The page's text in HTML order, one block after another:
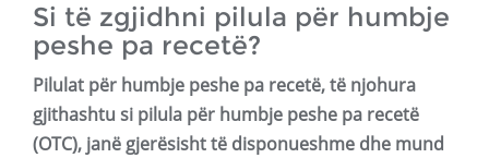
Si të zgjidhni pilula për humbje
peshe pa recetë?
Pilulat për humbje peshe pa recetë, të njohura
gjithashtu si pilula për humbje peshe pa recetë
(OTC), janë gjerësisht të disponueshme dhe mund